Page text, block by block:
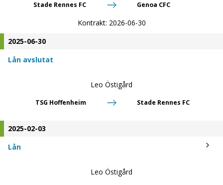
Stade Rennes FC Genoa CFC
Kontrakt: 2026-06-30
2025-06-30
Lån avslutat
Leo Östigård
TSG Hoffenheim Stade Rennes FC
2025-02-03
Lån
Leo Östigård